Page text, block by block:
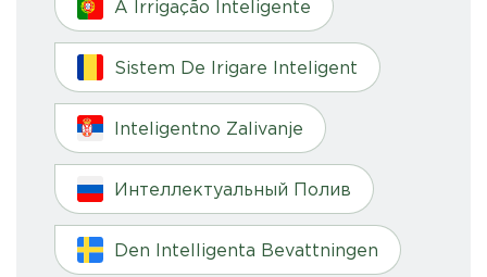
A Irrigação Inteligente
Sistem De Irigare Inteligent
Inteligentno Zalivanje
Интеллектуальный Полив
Den Intelligenta Bevattningen